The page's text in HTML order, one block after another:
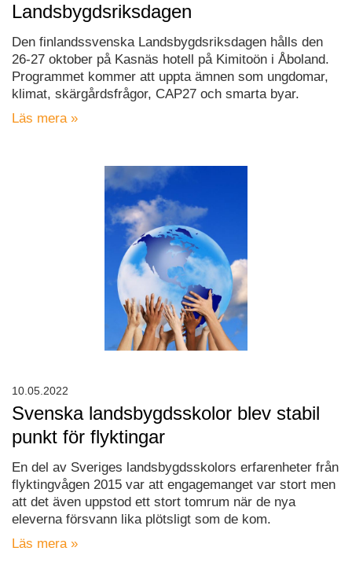
Landsbygdsriksdagen
Den finlandssvenska Landsbygdsriksdagen hålls den
26-27 oktober på Kasnäs hotell på Kimitoön i Åboland.
Programmet kommer att uppta ämnen som ungdomar,
klimat, skärgårdsfrågor, CAP27 och smarta byar.
Läs mera »
Svenska landsbygdsskolor blev stabil
punkt för flyktingar
En del av Sveriges landsbygdsskolors erfarenheter från
flyktingvågen 2015 var att engagemanget var stort men
att det även uppstod ett stort tomrum när de nya
eleverna försvann lika plötsligt som de kom.
Läs mera »
10.05.2022